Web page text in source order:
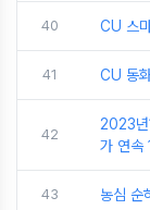
40 CU 스
41 CU 동
42
2023년
가 연속
43 농심 순